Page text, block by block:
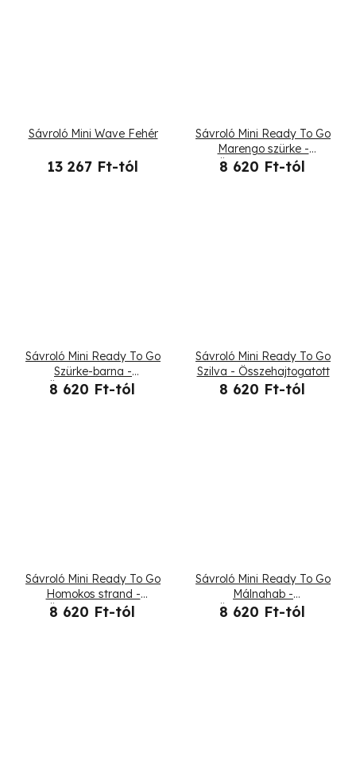
Sávroló Mini Wave Fehér
13 267 Ft-tól
Sávroló Mini Ready To Go
Marengo szürke -
Összehajtogatott
8 620 Ft-tól
Sávroló Mini Ready To Go
Szürke-barna -
Összehajtogatott
8 620 Ft-tól
Sávroló Mini Ready To Go
Szilva - Összehajtogatott
8 620 Ft-tól
Sávroló Mini Ready To Go
Homokos strand -
Összehajtogatott
8 620 Ft-tól
Sávroló Mini Ready To Go
Málnahab -
Összehajtogatott
8 620 Ft-tól